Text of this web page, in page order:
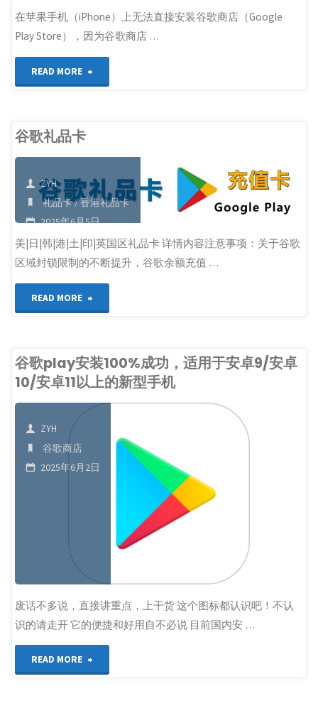
在苹果手机（iPhone）上无法直接安装谷歌商店（Google
Play Store），因为谷歌商店 …
READ MORE
机
如
何
安
谷
商
谷歌礼品卡
ZYH
礼品卡/香港礼品卡
2025年6月5日
美|日|韩|港|土|印|英国区礼品卡 详情内容注意事项：关于谷歌
区域封锁限制的不断提升，谷歌余额充值 …
READ MORE
礼
品
谷歌play安装100%成功，适用于安卓9/安卓
10/安卓11以上的新型手机
ZYH
谷歌商店
2025年6月2日
废话不多说，直接讲重点，上干货 这个图标都认识吧！不认
识的请走开 它的便捷和好用自不必说 目前国内安 …
READ MORE